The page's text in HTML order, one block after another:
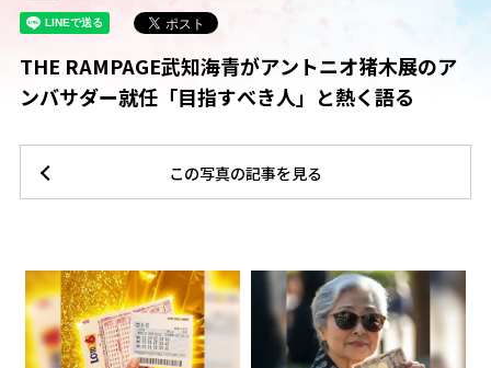
THE RAMPAGE武知海青がアントニオ猪木展のア
ンバサダー就任「目指すべき人」と熱く語る
この写真の記事を見る